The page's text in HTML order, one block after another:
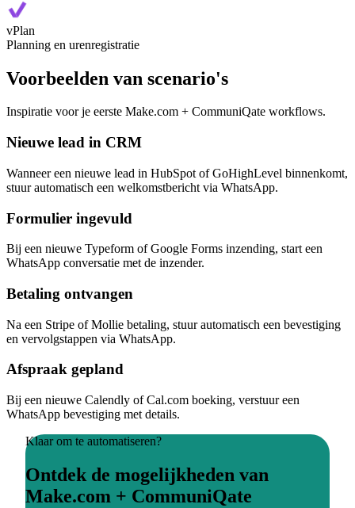
vPlan
Planning en urenregistratie
Voorbeelden van scenario's
Inspiratie voor je eerste Make.com + CommuniQate workflows.
Nieuwe lead in CRM
Wanneer een nieuwe lead in HubSpot of GoHighLevel binnenkomt,
stuur automatisch een welkomstbericht via WhatsApp.
Formulier ingevuld
Bij een nieuwe Typeform of Google Forms inzending, start een
WhatsApp conversatie met de inzender.
Betaling ontvangen
Na een Stripe of Mollie betaling, stuur automatisch een bevestiging
en vervolgstappen via WhatsApp.
Afspraak gepland
Bij een nieuwe Calendly of Cal.com boeking, verstuur een
WhatsApp bevestiging met details.
Klaar om te automatiseren?
Ontdek de mogelijkheden van
Make.com + CommuniQate